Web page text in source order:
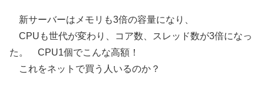
新サーバーはメモリも3倍の容量になり、
CPUも世代が変わり、コア数、スレッド数が3倍になっ
た。 CPU1個でこんな高額！
これをネットで買う人いるのか？